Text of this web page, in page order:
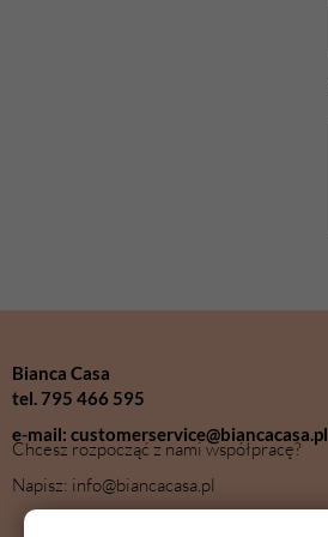
Bianca Casa
tel. 795 466 595
e-mail: customerservice@biancacasa.pl
Chcesz rozpocząć z nami współpracę?
Napisz: info@biancacasa.pl